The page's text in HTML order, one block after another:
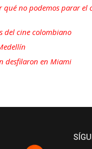
qué no podemos parar el
del cine colombiano
desfilaron en Miami